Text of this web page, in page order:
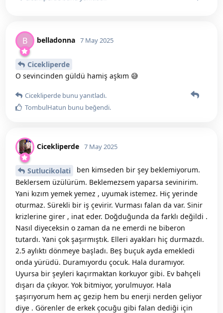
B belladonna 7 May 2025
Cicekliperde
O sevincinden güldü hamiş aşkım 😅
Cicekliperde bunu yanıtladı.
TombulHatun bunu beğendi.
Cicekliperde 7 May 2025
Sutlucikolati
ben kimseden bir şey beklemiyorum.
Beklersem üzülürüm. Beklemezsem yaparsa sevinirim.
Yani kızım yemek yemez , uyumak istemez. Hiç yerinde
oturmaz. Sürekli bir iş çevirir. Vurması falan da var. Sinir
krizlerine girer , inat eder. Doğduğunda da farklı değildi .
Nasıl diyeceksin o zaman da ne emerdi ne biberon
tutardı. Yani çok şaşırmıştık. Elleri ayakları hiç durmazdı.
2.5 aylıktı dönmeye başladı. Beş buçuk ayda emekledi
onda yürüdü. Duramıyordu çocuk. Hala duramıyor.
Uyursa bir şeyleri kaçırmaktan korkuyor gibi. Ev bahçeli
dışarı da çıkıyor. Yok bitmiyor, yorulmuyor. Hala
şaşırıyorum hem aç gezip hem bu enerji nerden geliyor
diye . Görenler de erkek çocuğu gibi falan dediği için